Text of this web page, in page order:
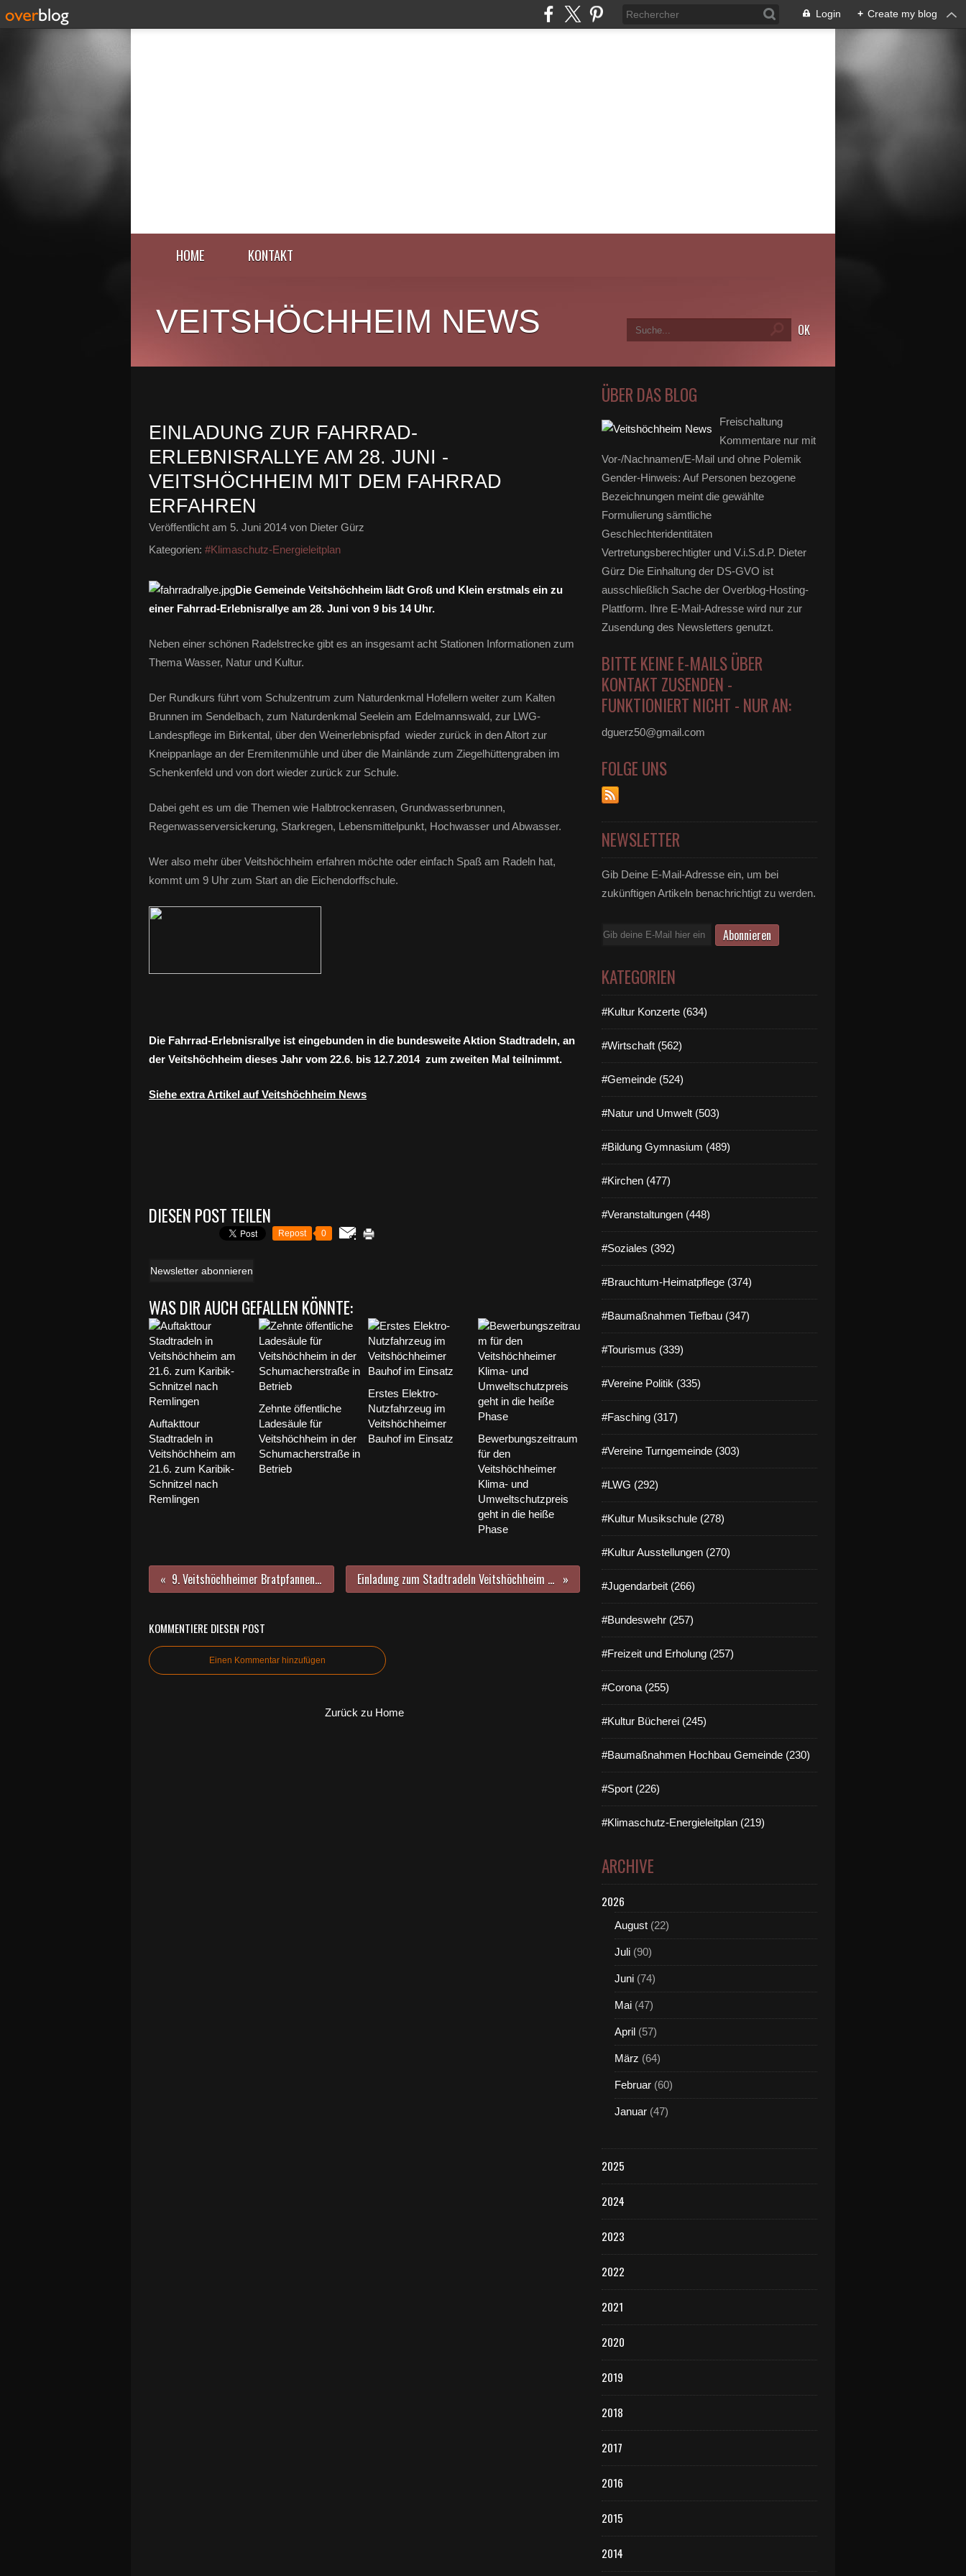
Login + Create my blog
HOME KONTAKT
VEITSHÖCHHEIM NEWS
EINLADUNG ZUR FAHRRAD-
ERLEBNISRALLYE AM 28. JUNI -
VEITSHÖCHHEIM MIT DEM FAHRRAD
ERFAHREN
Veröffentlicht am 5. Juni 2014 von Dieter Gürz
Kategorien: #Klimaschutz-Energieleitplan
Die Gemeinde Veitshöchheim lädt Groß und Klein erstmals ein zu
einer Fahrrad-Erlebnisrallye am 28. Juni von 9 bis 14 Uhr.
Neben einer schönen Radelstrecke gibt es an insgesamt acht Stationen Informationen zum
Thema Wasser, Natur und Kultur.
Der Rundkurs führt vom Schulzentrum zum Naturdenkmal Hofellern weiter zum Kalten
Brunnen im Sendelbach, zum Naturdenkmal Seelein am Edelmannswald, zur LWG-
Landespflege im Birkental, über den Weinerlebnispfad wieder zurück in den Altort zur
Kneippanlage an der Eremitenmühle und über die Mainlände zum Ziegelhüttengraben im
Schenkenfeld und von dort wieder zurück zur Schule.
Dabei geht es um die Themen wie Halbtrockenrasen, Grundwasserbrunnen,
Regenwasserversickerung, Starkregen, Lebensmittelpunkt, Hochwasser und Abwasser.
Wer also mehr über Veitshöchheim erfahren möchte oder einfach Spaß am Radeln hat,
kommt um 9 Uhr zum Start an die Eichendorffschule.
Die Fahrrad-Erlebnisrallye ist eingebunden in die bundesweite Aktion Stadtradeln, an
der Veitshöchheim dieses Jahr vom 22.6. bis 12.7.2014 zum zweiten Mal teilnimmt.
Siehe extra Artikel auf Veitshöchheim News
DIESEN POST TEILEN
Repost 0
Newsletter abonnieren
WAS DIR AUCH GEFALLEN KÖNNTE:
Auftakttour
Stadtradeln in
Veitshöchheim am
21.6. zum Karibik-
Schnitzel nach
Remlingen
Zehnte öffentliche
Ladesäule für
Veitshöchheim in der
Schumacherstraße in
Betrieb
Erstes Elektro-
Nutzfahrzeug im
Veitshöchheimer
Bauhof im Einsatz
Bewerbungszeitraum
für den
Veitshöchheimer
Klima- und
Umweltschutzpreis
geht in die heiße
Phase
9. Veitshöchheimer Bratpfannenfest des VCC am Pfingstwochenende Einladung zum Stadtradeln Veitshöchheim für ein gesundes Klima vom 22. Juni bis 12. Juli
KOMMENTIERE DIESEN POST
Einen Kommentar hinzufügen
Zurück zu Home
ÜBER DAS BLOG
Freischaltung
Kommentare nur mit
Vor-/Nachnamen/E-Mail und ohne Polemik
Gender-Hinweis: Auf Personen bezogene
Bezeichnungen meint die gewählte
Formulierung sämtliche
Geschlechteridentitäten
Vertretungsberechtigter und V.i.S.d.P. Dieter
Gürz Die Einhaltung der DS-GVO ist
ausschließlich Sache der Overblog-Hosting-
Plattform. Ihre E-Mail-Adresse wird nur zur
Zusendung des Newsletters genutzt.
BITTE KEINE E-MAILS ÜBER
KONTAKT ZUSENDEN -
FUNKTIONIERT NICHT - NUR AN:
dguerz50@gmail.com
FOLGE UNS
NEWSLETTER
Gib Deine E-Mail-Adresse ein, um bei
zukünftigen Artikeln benachrichtigt zu werden.
E-
KATEGORIEN
#Kultur Konzerte (634)
#Wirtschaft (562)
#Gemeinde (524)
#Natur und Umwelt (503)
#Bildung Gymnasium (489)
#Kirchen (477)
#Veranstaltungen (448)
#Soziales (392)
#Brauchtum-Heimatpflege (374)
#Baumaßnahmen Tiefbau (347)
#Tourismus (339)
#Vereine Politik (335)
#Fasching (317)
#Vereine Turngemeinde (303)
#LWG (292)
#Kultur Musikschule (278)
#Kultur Ausstellungen (270)
#Jugendarbeit (266)
#Bundeswehr (257)
#Freizeit und Erholung (257)
#Corona (255)
#Kultur Bücherei (245)
#Baumaßnahmen Hochbau Gemeinde (230)
#Sport (226)
#Klimaschutz-Energieleitplan (219)
ARCHIVE
2026
August (22)
Juli (90)
Juni (74)
Mai (47)
April (57)
März (64)
Februar (60)
Januar (47)
2025
2024
2023
2022
2021
2020
2019
2018
2017
2016
2015
2014